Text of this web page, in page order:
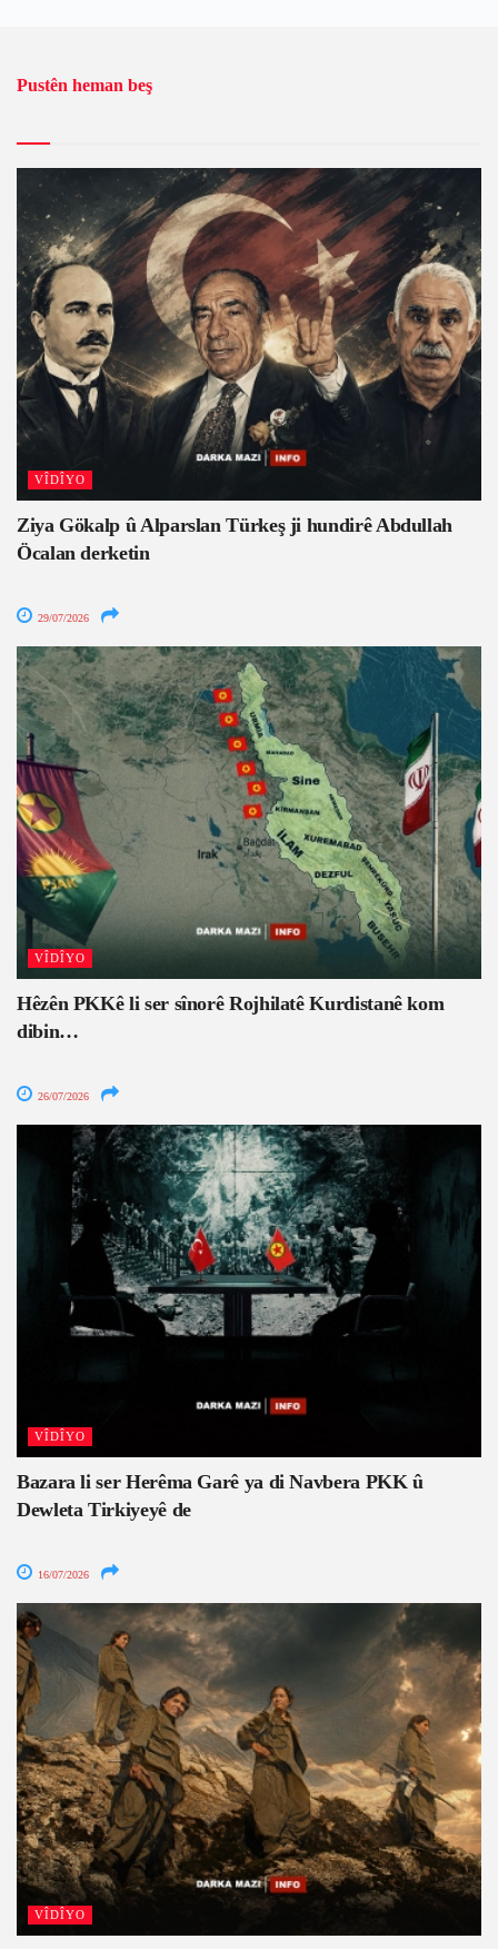
Pustên heman beş
VÎDÎYO
Ziya Gökalp û Alparslan Türkeş ji hundirê Abdullah
Öcalan derketin
29/07/2026
VÎDÎYO
Hêzên PKKê li ser sînorê Rojhilatê Kurdistanê kom
dibin…
26/07/2026
VÎDÎYO
Bazara li ser Herêma Garê ya di Navbera PKK û
Dewleta Tirkiyeyê de
16/07/2026
VÎDÎYO